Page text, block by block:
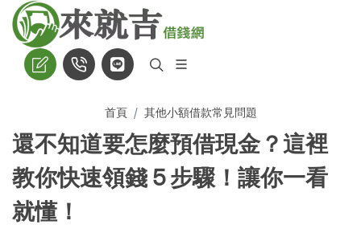
首頁 其他小額借款常見問題
還不知道要怎麼預借現金？這裡
教你快速領錢 5 步驟！讓你一看
就懂！